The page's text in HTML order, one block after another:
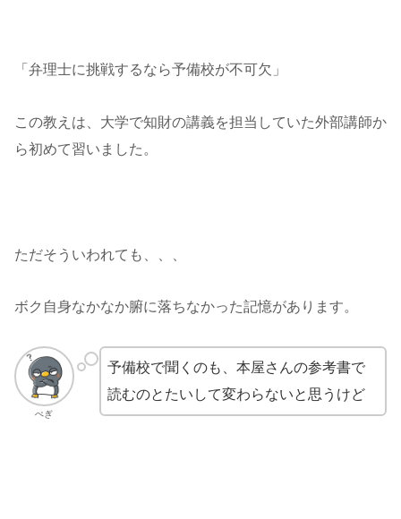
「弁理士に挑戦するなら予備校が不可欠」
この教えは、大学で知財の講義を担当していた外部講師か
ら初めて習いました。
ただそういわれても、、、
ボク自身なかなか腑に落ちなかった記憶があります。
ぺぎ
予備校で聞くのも、本屋さんの参考書で
読むのとたいして変わらないと思うけど